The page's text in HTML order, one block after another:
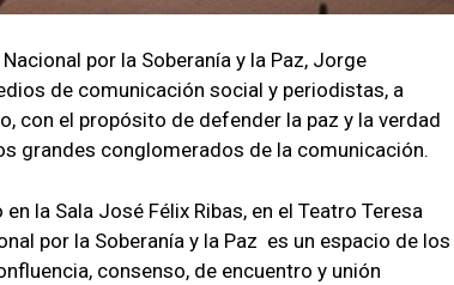
por la Soberanía y la Paz, Jorge
de comunicación social y periodistas, a
con el propósito de defender la paz y la verdad
grandes conglomerados de la comunicación.
la Sala José Félix Ribas, en el Teatro Teresa
por la Soberanía y la Paz es un espacio de los
consenso, de encuentro y unión